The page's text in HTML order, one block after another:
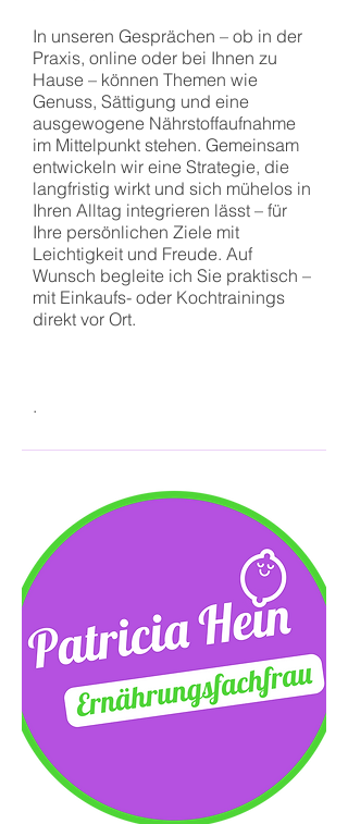
In unseren Gesprächen – ob in der
Praxis, online oder bei Ihnen zu
Hause – können Themen wie
Genuss, Sättigung und eine
ausgewogene Nährstoffaufnahme
im Mittelpunkt stehen. Gemeinsam
entwickeln wir eine Strategie, die
langfristig wirkt und sich mühelos in
Ihren Alltag integrieren lässt – für
Ihre persönlichen Ziele mit
Leichtigkeit und Freude. Auf
Wunsch begleite ich Sie praktisch –
mit Einkaufs- oder Kochtrainings
direkt vor Ort.
​.